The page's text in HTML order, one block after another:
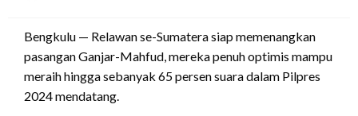
Bengkulu — Relawan se-Sumatera siap memenangkan
pasangan Ganjar-Mahfud, mereka penuh optimis mampu
meraih hingga sebanyak 65 persen suara dalam Pilpres
2024 mendatang.